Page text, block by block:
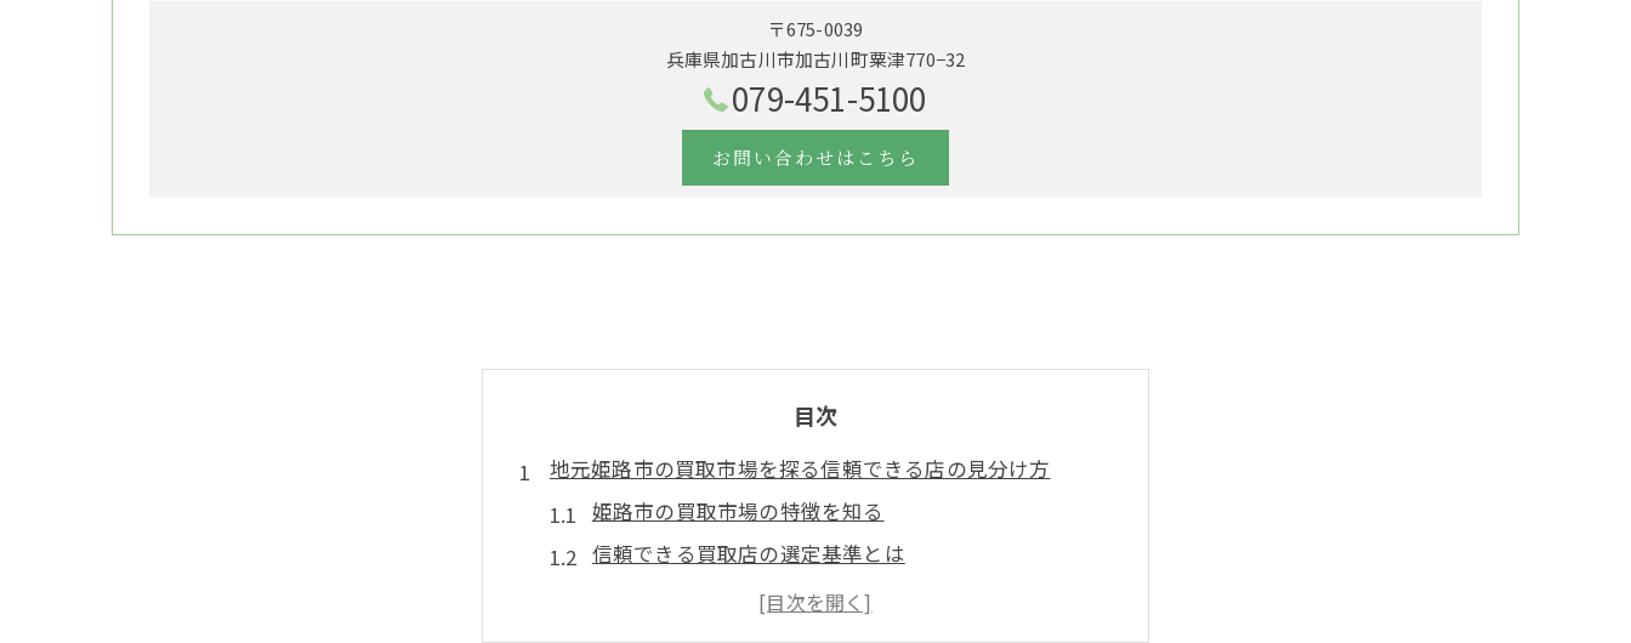
〒675-0039
兵庫県加古川市加古川町粟津770−32
079-451-5100
お問い合わせはこちら
目次
地元姫路市の買取市場を探る信頼できる店の見分け方
姫路市の買取市場の特徴を知る
信頼できる買取店の選定基準とは
地元で人気の買取店の傾向